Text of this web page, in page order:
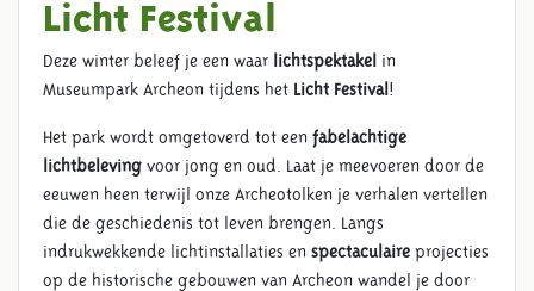
Licht Festival
Deze winter beleef je een waar lichtspektakel in
Museumpark Archeon tijdens het Licht Festival !
Het park wordt omgetoverd tot een fabelachtige
lichtbeleving voor jong en oud. Laat je meevoeren door de
eeuwen heen terwijl onze Archeotolken je verhalen vertellen
die de geschiedenis tot leven brengen. Langs
indrukwekkende lichtinstallaties en spectaculaire projecties
op de historische gebouwen van Archeon wandel je door